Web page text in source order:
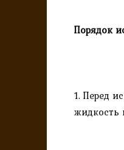
Порядок
1. Перед
жидкость